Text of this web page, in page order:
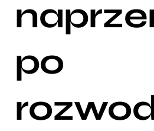
po